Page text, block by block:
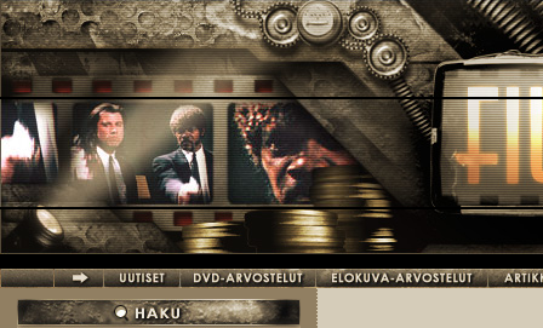
Hyppää pääsisältöön